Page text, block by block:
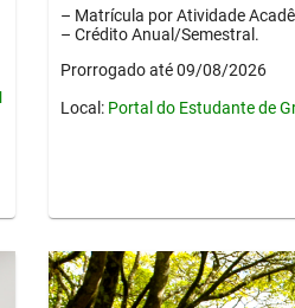
– Matrícula por Atividade
– Crédito Anual/Semestral.
Prorrogado até 09/08/2026
Local: Portal do Estudante de